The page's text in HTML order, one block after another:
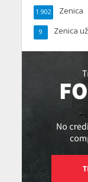
Zenica
1.902
Zenica
9